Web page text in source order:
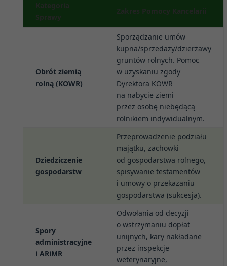
Kategoria
Sprawy
Zakres Pomocy Kancelarii
Obrót ziemią
rolną (KOWR)
Sporządzanie umów
kupna/sprzedaży/dzierżawy
gruntów rolnych. Pomoc
w uzyskaniu zgody
Dyrektora KOWR
na nabycie ziemi
przez osobę niebędącą
rolnikiem indywidualnym.
Dziedziczenie
gospodarstw
Przeprowadzenie podziału
majątku, zachowki
od gospodarstwa rolnego,
spisywanie testamentów
i umowy o przekazaniu
gospodarstwa (sukcesja).
Spory
administracyjne
i ARiMR
Odwołania od decyzji
o wstrzymaniu dopłat
unijnych, kary nakładane
przez inspekcje
weterynaryjne,